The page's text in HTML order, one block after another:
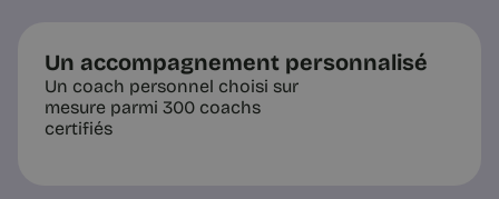
Un accompagnement personnalisé
Un coach personnel choisi sur
mesure parmi 300 coachs
certifiés